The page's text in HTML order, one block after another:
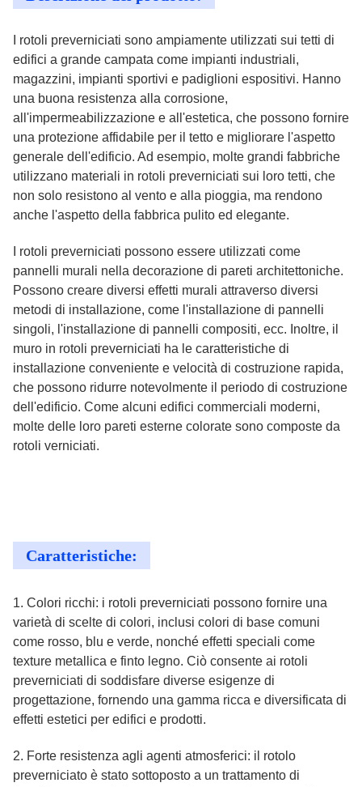
I rotoli preverniciati sono ampiamente utilizzati sui tetti di
edifici a grande campata come impianti industriali,
magazzini, impianti sportivi e padiglioni espositivi. Hanno
una buona resistenza alla corrosione,
all'impermeabilizzazione e all'estetica, che possono fornire
una protezione affidabile per il tetto e migliorare l'aspetto
generale dell'edificio. Ad esempio, molte grandi fabbriche
utilizzano materiali in rotoli preverniciati sui loro tetti, che
non solo resistono al vento e alla pioggia, ma rendono
anche l'aspetto della fabbrica pulito ed elegante.
I rotoli preverniciati possono essere utilizzati come
pannelli murali nella decorazione di pareti architettoniche.
Possono creare diversi effetti murali attraverso diversi
metodi di installazione, come l'installazione di pannelli
singoli, l'installazione di pannelli compositi, ecc. Inoltre, il
muro in rotoli preverniciati ha le caratteristiche di
installazione conveniente e velocità di costruzione rapida,
che possono ridurre notevolmente il periodo di costruzione
dell'edificio. Come alcuni edifici commerciali moderni,
molte delle loro pareti esterne colorate sono composte da
rotoli verniciati.
Caratteristiche:
1. Colori ricchi: i rotoli preverniciati possono fornire una
varietà di scelte di colori, inclusi colori di base comuni
come rosso, blu e verde, nonché effetti speciali come
texture metallica e finto legno. Ciò consente ai rotoli
preverniciati di soddisfare diverse esigenze di
progettazione, fornendo una gamma ricca e diversificata di
effetti estetici per edifici e prodotti.
2. Forte resistenza agli agenti atmosferici: il rotolo
preverniciato è stato sottoposto a un trattamento di